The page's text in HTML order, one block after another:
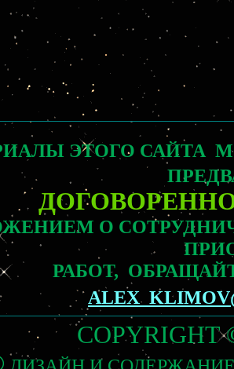
ЭТОГО САЙТА
О
РАБОТ,
COPYRIGHT